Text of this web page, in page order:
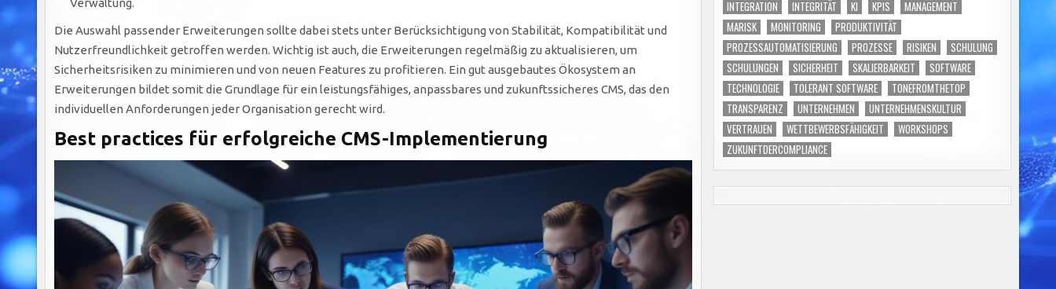
Die Auswahl passender Erweiterungen sollte dabei stets unter Berücksichtigung von Stabilität, Kompatibilität und
Nutzerfreundlichkeit getroffen werden. Wichtig ist auch, die Erweiterungen regelmäßig zu aktualisieren, um
Sicherheitsrisiken zu minimieren und von neuen Features zu profitieren. Ein gut ausgebautes Ökosystem an
Erweiterungen bildet somit die Grundlage für ein leistungsfähiges, anpassbares und zukunftssicheres CMS, das den
individuellen Anforderungen jeder Organisation gerecht wird.
Best practices für erfolgreiche CMS-Implementierung
INTEGRATION
INTEGRITÄT KI KPIS
MANAGEMENT
MARISK
MONITORING
PRODUKTIVITÄT
PROZESSAUTOMATISIERUNG
PROZESSE RISIKEN
SCHULUNG
SCHULUNGEN
SICHERHEIT SKALIERBARKEIT
SOFTWARE
TECHNOLOGIE
TOLERANT SOFTWARE
TONEFROMTHETOP
TRANSPARENZ
UNTERNEHMEN
UNTERNEHMENSKULTUR
VERTRAUEN
WETTBEWERBSFÄHIGKEIT
WORKSHOPS
ZUKUNFTDERCOMPLIANCE